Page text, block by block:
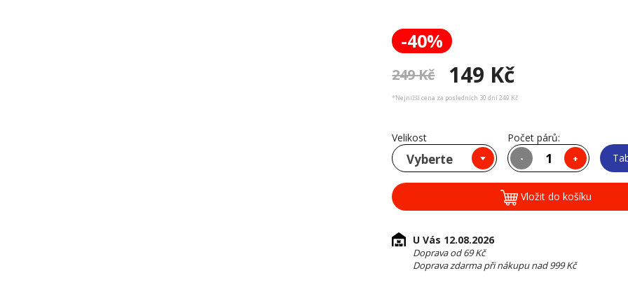
-40%
249 Kč 149 Kč
*Nejnižší cena za posledních 30 dní 249 Kč
Velikost
Vyberte
Počet párů:
- +
Vložit do košíku
U Vás 12.08.2026
Doprava od 69 Kč
Doprava zdarma při nákupu nad 999 Kč